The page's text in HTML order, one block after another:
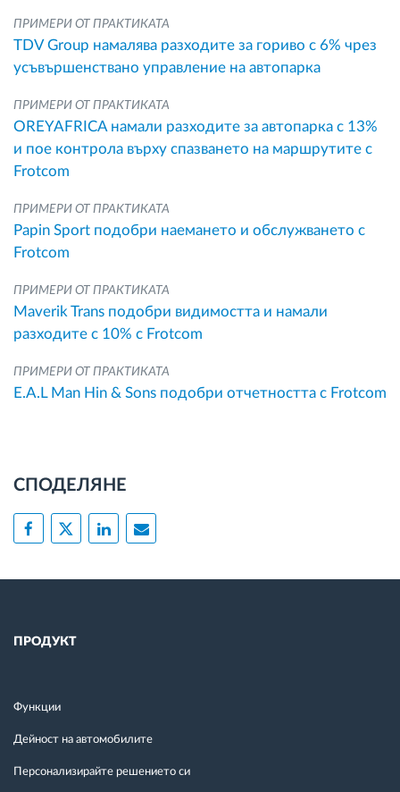
ПРИМЕРИ ОТ ПРАКТИКАТА
TDV Group намалява разходите за гориво с 6% чрез
усъвършенствано управление на автопарка
ПРИМЕРИ ОТ ПРАКТИКАТА
OREYAFRICA намали разходите за автопарка с 13%
и пое контрола върху спазването на маршрутите с
Frotcom
ПРИМЕРИ ОТ ПРАКТИКАТА
Papin Sport подобри наемането и обслужването с
Frotcom
ПРИМЕРИ ОТ ПРАКТИКАТА
Maverik Trans подобри видимостта и намали
разходите с 10% с Frotcom
ПРИМЕРИ ОТ ПРАКТИКАТА
E.A.L Man Hin & Sons подобри отчетността с Frotcom
СПОДЕЛЯНЕ
ПРОДУКТ
Функции
Дейност на автомобилите
Персонализирайте решението си